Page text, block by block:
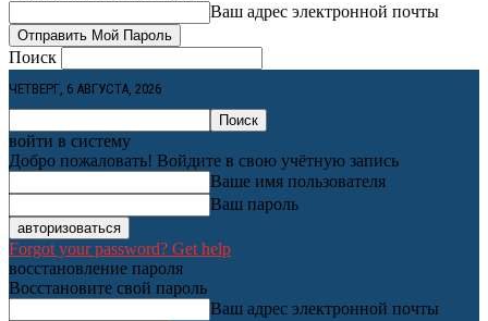
Ваш адрес электронной почты
Поиск
ЧЕТВЕРГ, 6 АВГУСТА, 2026
войти в систему
Добро пожаловать! Войдите в свою учётную запись
Ваше имя пользователя
Ваш пароль
Forgot your password? Get help
восстановление пароля
Восстановите свой пароль
Ваш адрес электронной почты